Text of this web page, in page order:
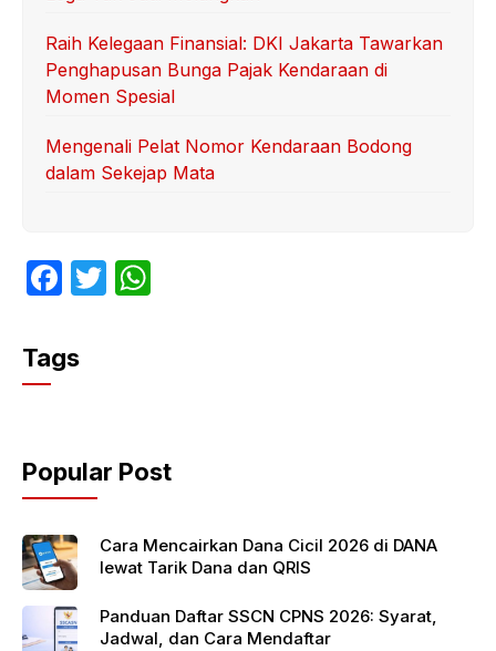
Raih Kelegaan Finansial: DKI Jakarta Tawarkan
Penghapusan Bunga Pajak Kendaraan di
Momen Spesial
Mengenali Pelat Nomor Kendaraan Bodong
dalam Sekejap Mata
F
c
e
o
o
k
T
p
p
Tags
Popular Post
Cara Mencairkan Dana Cicil 2026 di DANA
lewat Tarik Dana dan QRIS
Panduan Daftar SSCN CPNS 2026: Syarat,
Jadwal, dan Cara Mendaftar